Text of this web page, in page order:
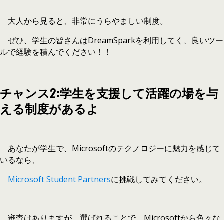
大人から見ると、非常にうらやましい制度。
ぜひ、学生の皆さんはDreamSparkを利用してく、良いツー
ルで経験を積んでください！！
チャンス2:学生を支援して活躍の場を与
える制度があるよ
あなたが学生で、Microsoftのテクノロジーに魅力を感じて
いるなら、
Microsoft Student Partnersに挑戦してみてください。